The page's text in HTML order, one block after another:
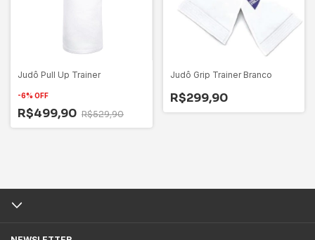
Judô Pull Up Trainer
-6% OFF
R$499,90 R$529,90
Judô Grip Trainer Branco
R$299,90